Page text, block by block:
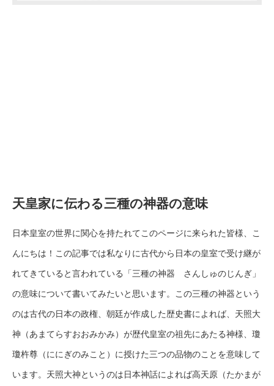
天皇家に伝わる三種の神器の意味
日本皇室の世界に関心を持たれてこのページに来られた皆様、こ
んにちは！この記事では私なりに古代から日本の皇室で受け継が
れてきていると言われている「三種の神器 さんしゅのじんぎ」
の意味について書いてみたいと思います。この三種の神器という
のは古代の日本の政権、朝廷が作成した歴史書によれば、天照大
神（あまてらすおおみかみ）が歴代皇室の祖先にあたる神様、瓊
瓊杵尊（ににぎのみこと）に授けた三つの品物のことを意味して
います。天照大神というのは日本神話によれば高天原（たかまが